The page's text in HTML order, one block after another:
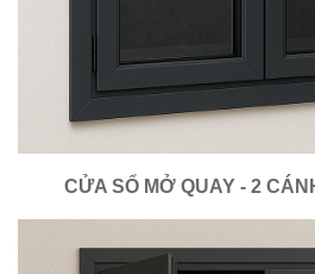
CỬA SỔ MỞ QUAY - 2